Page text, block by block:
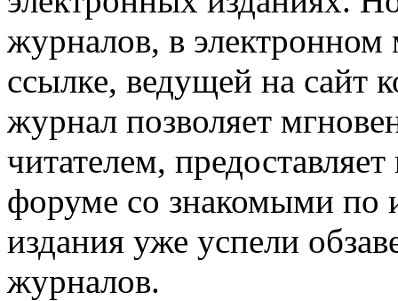
журналов, в
ссылке, ведущей на сайт
журнал позволяет
читателем,
форуме со знакомыми по
издания уже успели
журналов.